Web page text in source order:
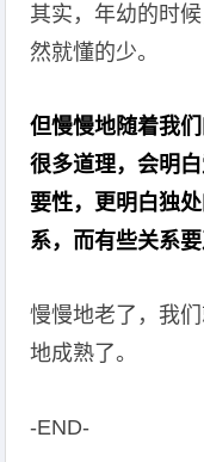
其实，年幼的时
然就懂的少。
但慢慢地随着我
很多道理，会明
要性，更明白独
系，而有些关系要
慢慢地老了，我
地成熟了。
-END-